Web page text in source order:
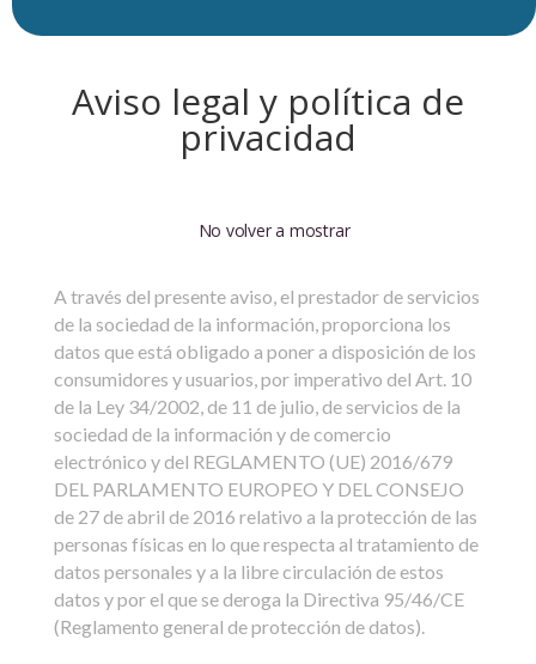
Aviso legal y política de
privacidad
A través del presente aviso, el prestador de servicios
de la sociedad de la información, proporciona los
datos que está obligado a poner a disposición de los
consumidores y usuarios, por imperativo del Art. 10
de la Ley 34/2002, de 11 de julio, de servicios de la
sociedad de la información y de comercio
electrónico y del REGLAMENTO (UE) 2016/679
DEL PARLAMENTO EUROPEO Y DEL CONSEJO
de 27 de abril de 2016 relativo a la protección de las
personas físicas en lo que respecta al tratamiento de
datos personales y a la libre circulación de estos
datos y por el que se deroga la Directiva 95/46/CE
(Reglamento general de protección de datos).
No volver a mostrar